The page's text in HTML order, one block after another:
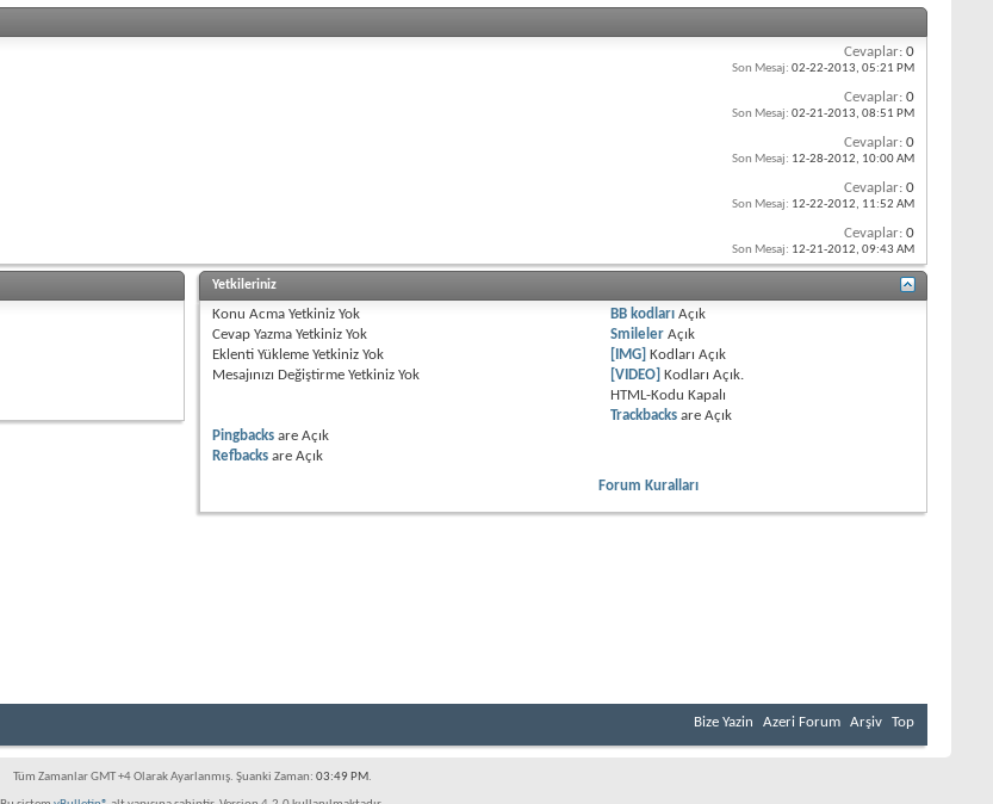
Cevaplar: 0
Son Mesaj: 02-22-2013, 05:21 PM
Cevaplar: 0
Son Mesaj: 02-21-2013, 08:51 PM
Cevaplar: 0
Son Mesaj: 12-28-2012, 10:00 AM
Cevaplar: 0
Son Mesaj: 12-22-2012, 11:52 AM
Cevaplar: 0
Son Mesaj: 12-21-2012, 09:43 AM
Yetkileriniz
Konu Acma YetkinizYok
Cevap Yazma YetkinizYok
Eklenti Yükleme YetkinizYok
Mesajınızı Değiştirme YetkinizYok
BB kodları Açık
Smileler Açık
[IMG]
KodlarıAçık
[VIDEO]
KodlarıAçık.
HTML-Kodu Kapalı
Trackbacks areAçık
Pingbacks areAçık
Refbacks areAçık
Forum Kuralları
Bize Yazin Azeri Forum Arşiv Top
Tüm Zamanlar GMT +4 Olarak Ayarlanmış. Şuanki Zaman: 03:49 PM.